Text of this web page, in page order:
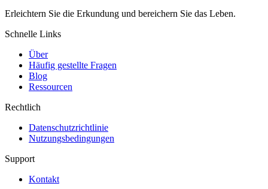
Erleichtern Sie die Erkundung und bereichern Sie das Leben.
Schnelle Links
Über
Häufig gestellte Fragen
Blog
Ressourcen
Rechtlich
Datenschutzrichtlinie
Nutzungsbedingungen
Support
Kontakt